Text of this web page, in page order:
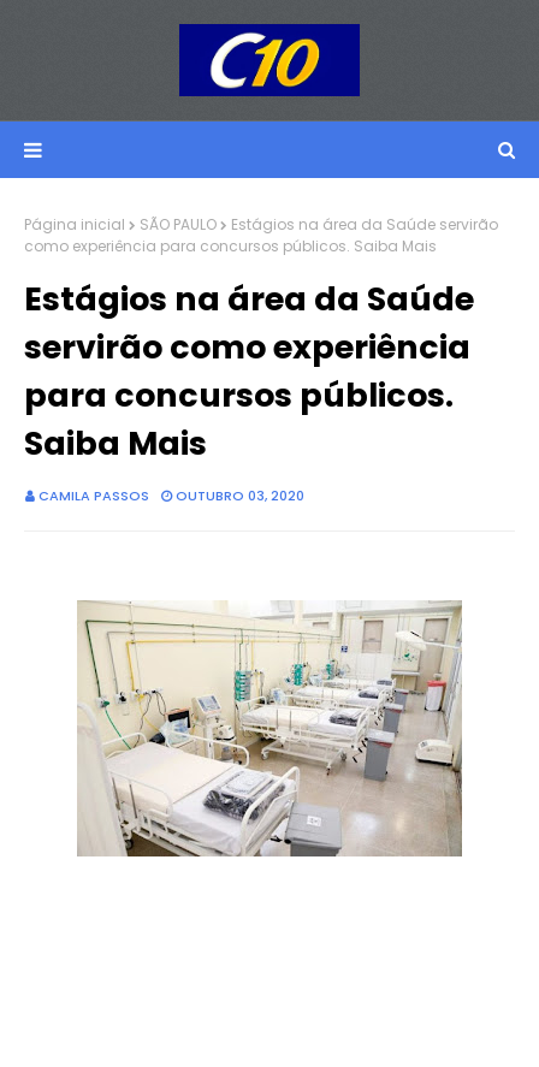
Página inicial SÃO PAULO
Estágios na área da Saúde servirão
como experiência para concursos públicos. Saiba Mais
Estágios na área da Saúde
servirão como experiência
para concursos públicos.
Saiba Mais
CAMILA PASSOS OUTUBRO 03, 2020